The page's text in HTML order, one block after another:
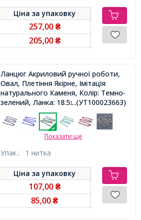
Ціна заупаковку
257,00 ₴
205,00 ₴
Ланцюг Акриловий ручної роботи,
Овал, Плетіння Якірне, Імітація
натурального Каменя, Колір: Темно-
зелений, Ланка: 18.5x11.5x4.5мм, 1м
...(УТ100023663)
Показати ще
Упак.: 1 нитка
Ціна заупаковку
107,00 ₴
85,00₴